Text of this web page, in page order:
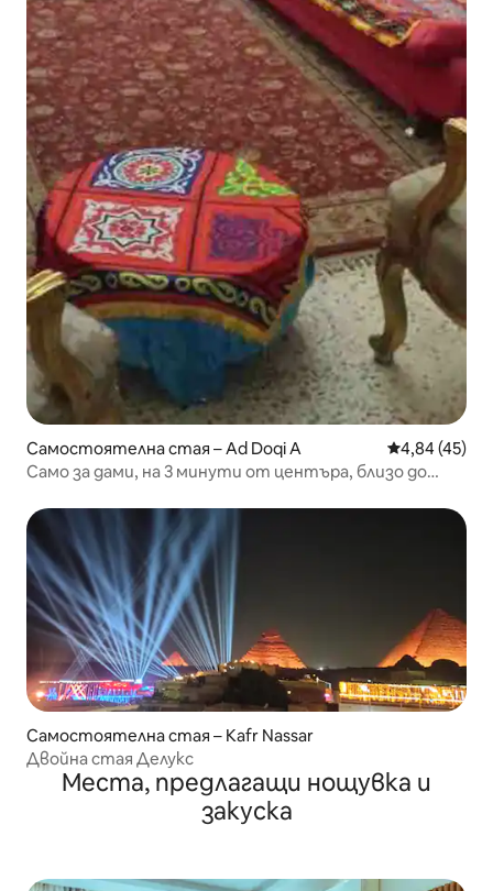
Самостоятелна стая – Ad Doqi A Средна
4,84 (45)
Само за дами, на 3 минути от центъра, близо до
Самостоятелна стая – Kafr Nassar
Двойна стая Делукс
Места, предлагащи нощувка и
закуска